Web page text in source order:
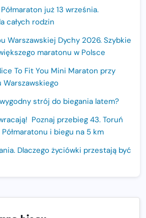
już 13 września.
całych rodzin
Warszawskiej Dychy 2026. Szybkie
maratonu w Polsce
To Fit You Mini Maraton przy
Warszawskiego
strój do biegania latem?
Poznaj przebieg 43. Toruń
Półmaratonu i biegu na 5 km
Dlaczego życiówki przestają być